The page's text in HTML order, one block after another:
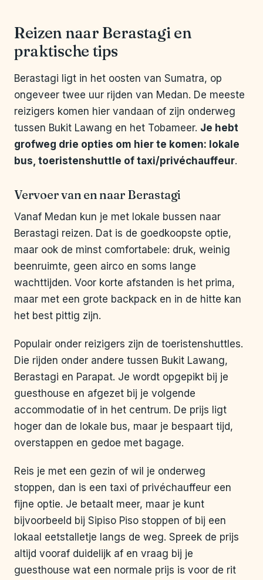
Reizen naar Berastagi en
praktische tips
Berastagi ligt in het oosten van Sumatra, op
ongeveer twee uur rijden van Medan. De meeste
reizigers komen hier vandaan of zijn onderweg
tussen Bukit Lawang en het Tobameer. Je hebt
grofweg drie opties om hier te komen: lokale
bus, toeristenshuttle of taxi/privéchauffeur.
Vervoer van en naar Berastagi
Vanaf Medan kun je met lokale bussen naar
Berastagi reizen. Dat is de goedkoopste optie,
maar ook de minst comfortabele: druk, weinig
beenruimte, geen airco en soms lange
wachttijden. Voor korte afstanden is het prima,
maar met een grote backpack en in de hitte kan
het best pittig zijn.
Populair onder reizigers zijn de toeristenshuttles.
Die rijden onder andere tussen Bukit Lawang,
Berastagi en Parapat. Je wordt opgepikt bij je
guesthouse en afgezet bij je volgende
accommodatie of in het centrum. De prijs ligt
hoger dan de lokale bus, maar je bespaart tijd,
overstappen en gedoe met bagage.
Reis je met een gezin of wil je onderweg
stoppen, dan is een taxi of privéchauffeur een
fijne optie. Je betaalt meer, maar je kunt
bijvoorbeeld bij Sipiso Piso stoppen of bij een
lokaal eetstalletje langs de weg. Spreek de prijs
altijd vooraf duidelijk af en vraag bij je
guesthouse wat een normale prijs is voor de rit